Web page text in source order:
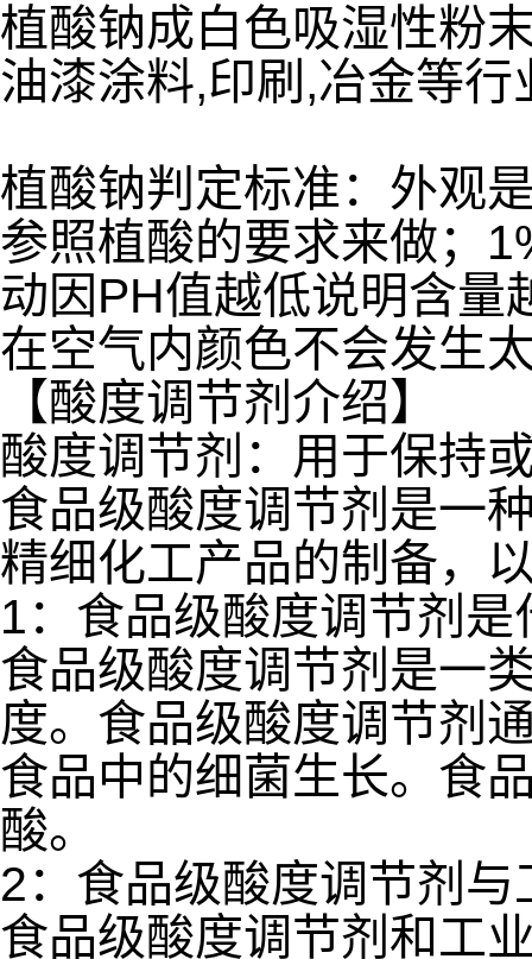
植酸钠成白色吸湿性粉
油漆涂料,印刷,冶金等行
植酸钠判定标准：外观
参照植酸的要求来做；
动因PH值越低说明含量
在空气内颜色不会发生
【酸度调节剂介绍】
酸度调节剂：用于保持
食品级酸度调节剂是一
精细化工产品的制备，
1：食品级酸度调节剂是
食品级酸度调节剂是一
度。食品级酸度调节剂
食品中的细菌生长。食
酸。
2：食品级酸度调节剂
食品级酸度调节剂和工